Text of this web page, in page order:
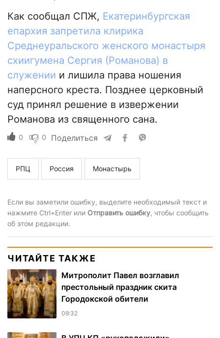
Как сообщал СПЖ, Екатеринбургская
епархия запретила клирика
Среднеуральского женского монастыря
схиигумена Сергия (Романова) в
служении и лишила права ношения
наперсного креста. Позднее церковный
суд принял решение в извержении
Романова из священного сана.
0 0 Поделиться
РПЦ Россия Монастырь
Если вы заметили ошибку, выделите необходимый текст и
нажмите Ctrl+Enter или Отправить ошибку, чтобы сообщить
об этом редакции.
ЧИТАЙТЕ ТАКЖЕ
Митрополит Павел возглавил
престольный праздник скита
Городокской обители
09:32